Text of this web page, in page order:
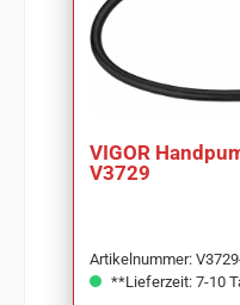
VIGOR
V3729
Artikelnummer:
**Lieferzeit: 7-10